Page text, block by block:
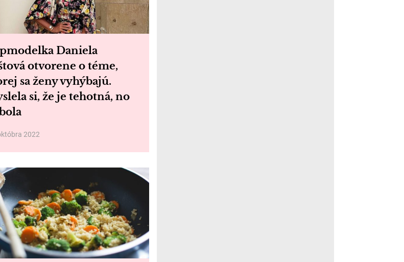
Daniela
otvorene o téme,
sa ženy vyhýbajú.
si, že je tehotná, no
2022